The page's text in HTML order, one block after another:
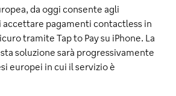
da oggi consente agli
pagamenti contactless in
tramite Tap to Pay su iPhone. La
soluzione sarà progressivamente
europei in cui il servizio è